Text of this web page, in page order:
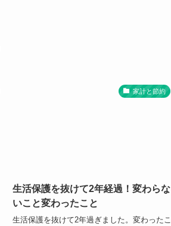
家計と節約
生活保護を抜けて2年経過！変わらな
いこと変わったこと
生活保護を抜けて2年過ぎました。変わったこ